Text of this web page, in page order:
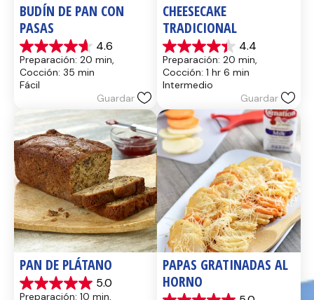
BUDÍN DE PAN CON
PASAS
4.6
4.6
de
5
estrellas.
reseñas
Preparación: 20 min,
Cocción: 35 min
Fácil
Guardar
CHEESECAKE
TRADICIONAL
4.4
4.4
de
5
estrellas.
reseñas
Preparación: 20 min,
Cocción: 1 hr 6 min
Intermedio
Guardar
PAN DE PLÁTANO
5.0
5.0
Preparación: 10 min,
PAPAS GRATINADAS AL
HORNO